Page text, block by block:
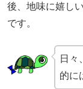
後、地味に嬉し
です。
日々
的に